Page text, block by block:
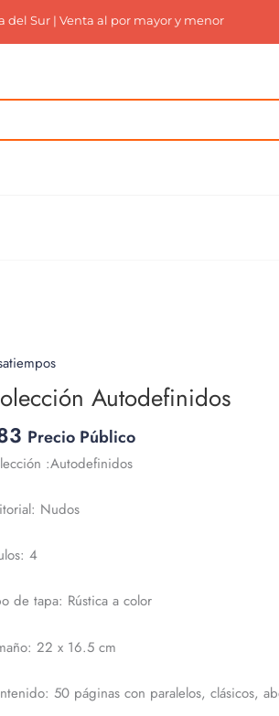
del Sur | Venta al por mayor y menor
Autodefinidos
Precio Público
:Autodefinidos
Nudos
4
de tapa: Rústica a color
22 x 16.5 cm
50 páginas con paralelos, clásicos,